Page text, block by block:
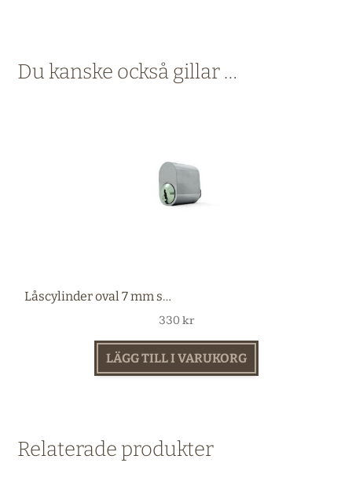
Du kanske också gillar …
Låscylinder oval 7 mm stift nickel
330 kr
LÄGG TILL I VARUKORG
Relaterade produkter